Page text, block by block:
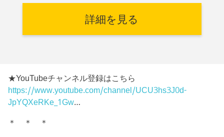
詳細を見る
★YouTubeチャンネル登録はこちら
https://www.youtube.com/channel/UCU3hs3J0d-
JpYQXeRKe_1Gw…
＊ ＊ ＊